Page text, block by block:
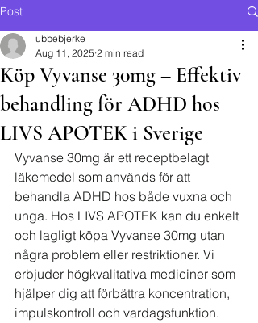
Post
Köp Vyvanse 30mg – Effektiv
behandling för ADHD hos
LIVS APOTEK i Sverige
ubbebjerke
Aug 11, 2025 2 min read
Vyvanse 30mg är ett receptbelagt
läkemedel som används för att
behandla ADHD hos både vuxna och
unga. Hos LIVS APOTEK kan du enkelt
och lagligt köpa Vyvanse 30mg utan
några problem eller restriktioner. Vi
erbjuder högkvalitativa mediciner som
hjälper dig att förbättra koncentration,
impulskontroll och vardagsfunktion.